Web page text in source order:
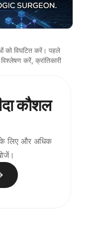
को विघटित करें। पहले
करें, क्रांतिकारी
कौशल
के लिए और अधिक